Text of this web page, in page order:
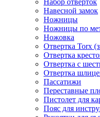
Набор отверток
Навесной замок
Ножницы
Ножницы по
Ножовка
Отвертка Torx
Отвертка
Отвертка с
Отвертка
Пассатижи
Переставные
Пистолет для
Пояс для